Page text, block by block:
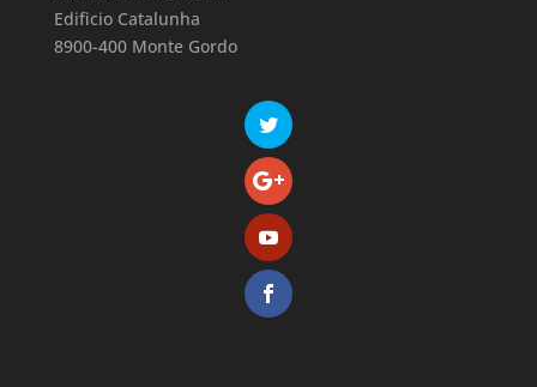
Edificio Catalunha
8900-400 Monte Gordo